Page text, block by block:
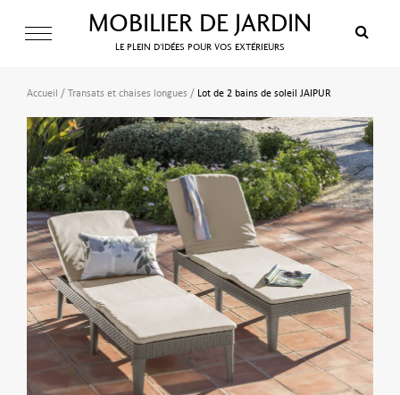
MOBILIER DE JARDIN
LE PLEIN D’IDÉES POUR VOS EXTÉRIEURS
Accueil / Transats et chaises longues/ Lot de 2 bains de soleil JAIPUR